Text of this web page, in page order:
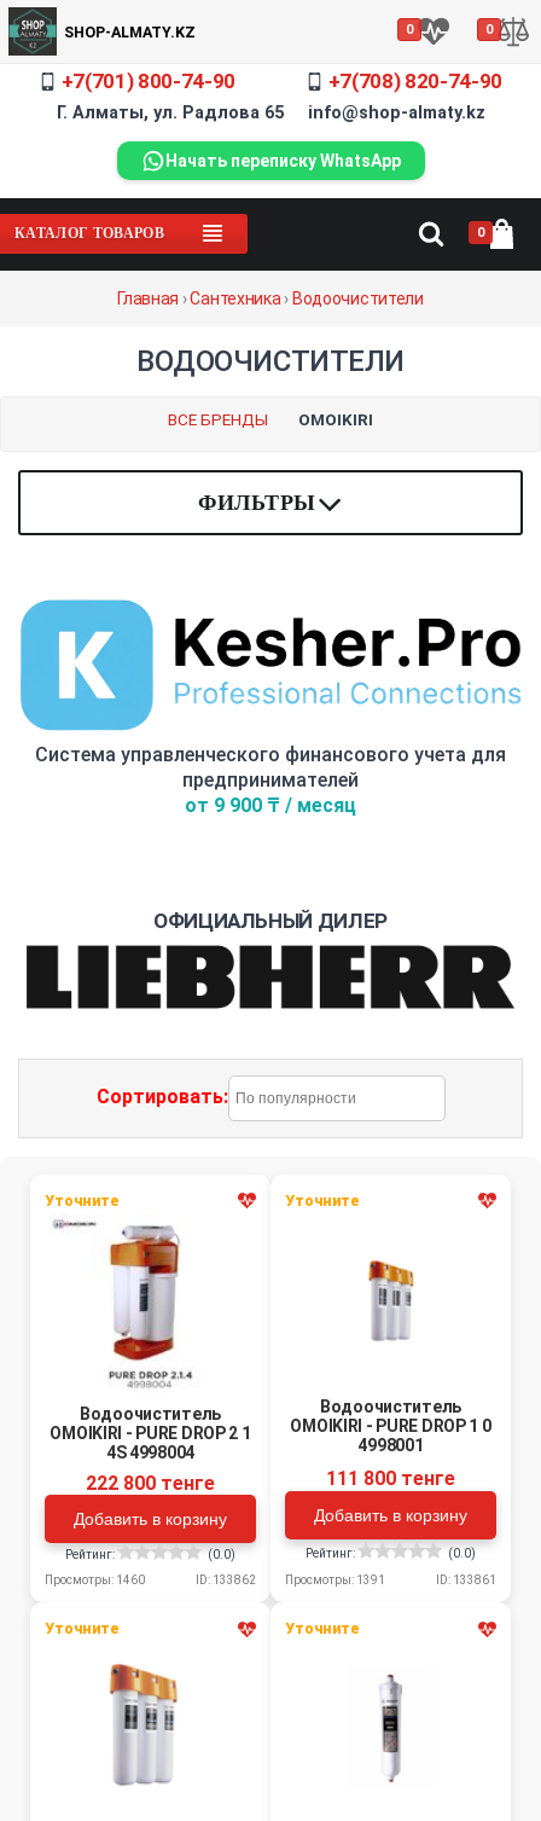
SHOP-ALMATY.KZ 0 0
+7(701) 800-74-90 +7(708) 820-74-90
Г. Алматы, ул. Радлова 65 info@shop-almaty.kz
Начать переписку WhatsApp
КАТАЛОГ ТОВАРОВ 0
Главная ›Сантехника ›Водоочистители
ВОДООЧИСТИТЕЛИ
ВСЕ БРЕНДЫ OMOIKIRI
ФИЛЬТРЫ
Система управленческого финансового учета для
предпринимателей
от 9 900 ₸ / месяц
ОФИЦИАЛЬНЫЙ ДИЛЕР
Сортировать:
Уточните
Водоочиститель
OMOIKIRI - PURE DROP 2 1
4S 4998004
222 800 тенге
Добавить в корзину
Рейтинг:
(0.0)
Просмотры: 1460
ID: 133862
Уточните
Водоочиститель
OMOIKIRI - PURE DROP 1 0
4998001
111 800 тенге
Добавить в корзину
Рейтинг: (0.0)
Просмотры: 1391 ID: 133861
Уточните Уточните